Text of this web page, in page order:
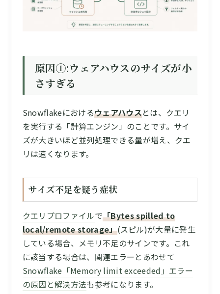
原因①:ウェアハウスのサイズが小
さすぎる
Snowflakeにおけるウェアハウスとは、クエリ
を実行する「計算エンジン」のことです。サイ
ズが大きいほど並列処理できる量が増え、クエ
リは速くなります。
サイズ不足を疑う症状
クエリプロファイルで「Bytes spilled to
local/remote storage」(スピル)が大量に発生
している場合、メモリ不足のサインです。これ
に該当する場合は、関連エラーとあわせて
Snowflake「Memory limit exceeded」エラー
の原因と解決方法も参考になります。